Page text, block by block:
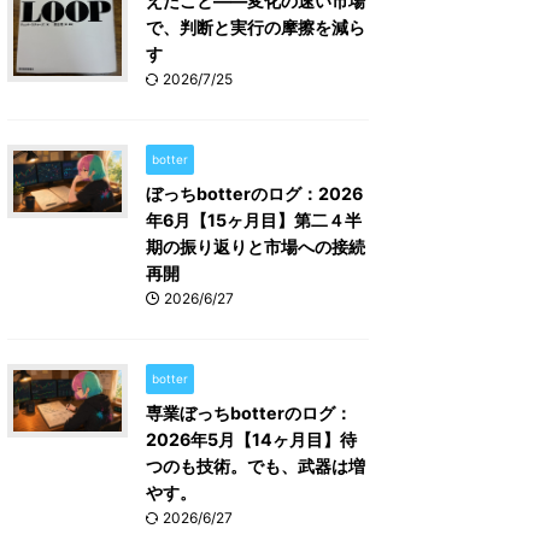
で、判断と実行の摩擦を減ら
す
2026/7/25
botter
ぼっちbotterのログ：2026
年6月【15ヶ月目】第二４半
期の振り返りと市場への接続
再開
2026/6/27
botter
専業ぼっちbotterのログ：
2026年5月【14ヶ月目】待
つのも技術。でも、武器は増
やす。
2026/6/27